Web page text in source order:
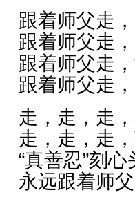
跟着师父走
跟着师父走
跟着师父走
跟着师父走
走，走，走
走，走，走
“真善忍”刻心
永远跟着师